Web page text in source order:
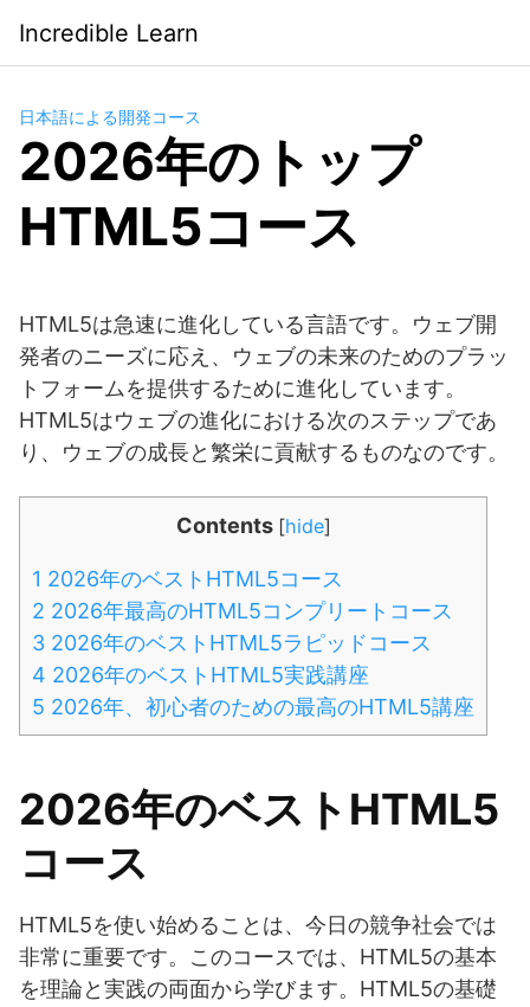
contenido
Incredible Learn
日本語による開発コース
2026年のトップ
HTML5コース
HTML5は急速に進化している言語です。ウェブ開
発者のニーズに応え、ウェブの未来のためのプラッ
トフォームを提供するために進化しています。
HTML5はウェブの進化における次のステップであ
り、ウェブの成長と繁栄に貢献するものなのです。
Contents [hide]
1 2026年のベストHTML5コース
2 2026年最高のHTML5コンプリートコース
3 2026年のベストHTML5ラピッドコース
4 2026年のベストHTML5実践講座
5 2026年、初心者のための最高のHTML5講座
2026年のベストHTML5
コース
HTML5を使い始めることは、今日の競争社会では
非常に重要です。このコースでは、HTML5の基本
を理論と実践の両面から学びます。HTML5の基礎